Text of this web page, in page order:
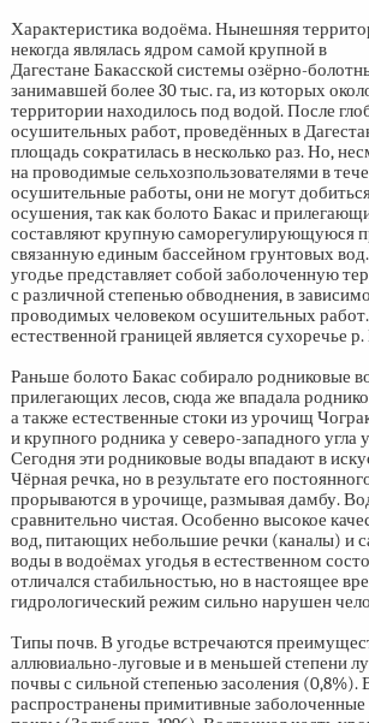
Характеристика водоёма. Нынешняя
некогда являлась ядром самой крупной в
Дагестане Бакасской системы озёрно-
занимавшей более 30 тыс. га, из которых
территории находилось под водой. После
осушительных работ, проведённых в
площадь сократилась в несколько раз. Но,
на проводимые сельхозпользователями в
осушительные работы, они не могут
осушения, так как болото Бакас и
составляют крупную саморегулирующуюся
связанную единым бассейном грунтовых
угодье представляет собой заболоченную
с различной степенью обводнения, в
проводимых человеком осушительных работ.
естественной границей является сухоречье
Раньше болото Бакас собирало родниковые
прилегающих лесов, сюда же впадала
а также естественные стоки из урочищ
и крупного родника у северо-западного угла
Сегодня эти родниковые воды впадают в
Чёрная речка, но в результате его
прорываются в урочище, размывая дамбу.
сравнительно чистая. Особенно высокое
вод, питающих небольшие речки (каналы) и
воды в водоёмах угодья в естественном
отличался стабильностью, но в настоящее
гидрологический режим сильно нарушен
Типы почв. В угодье встречаются
аллювиально-луговые и в меньшей степени
почвы с сильной степенью засоления (0,8%).
распространены примитивные заболоченные